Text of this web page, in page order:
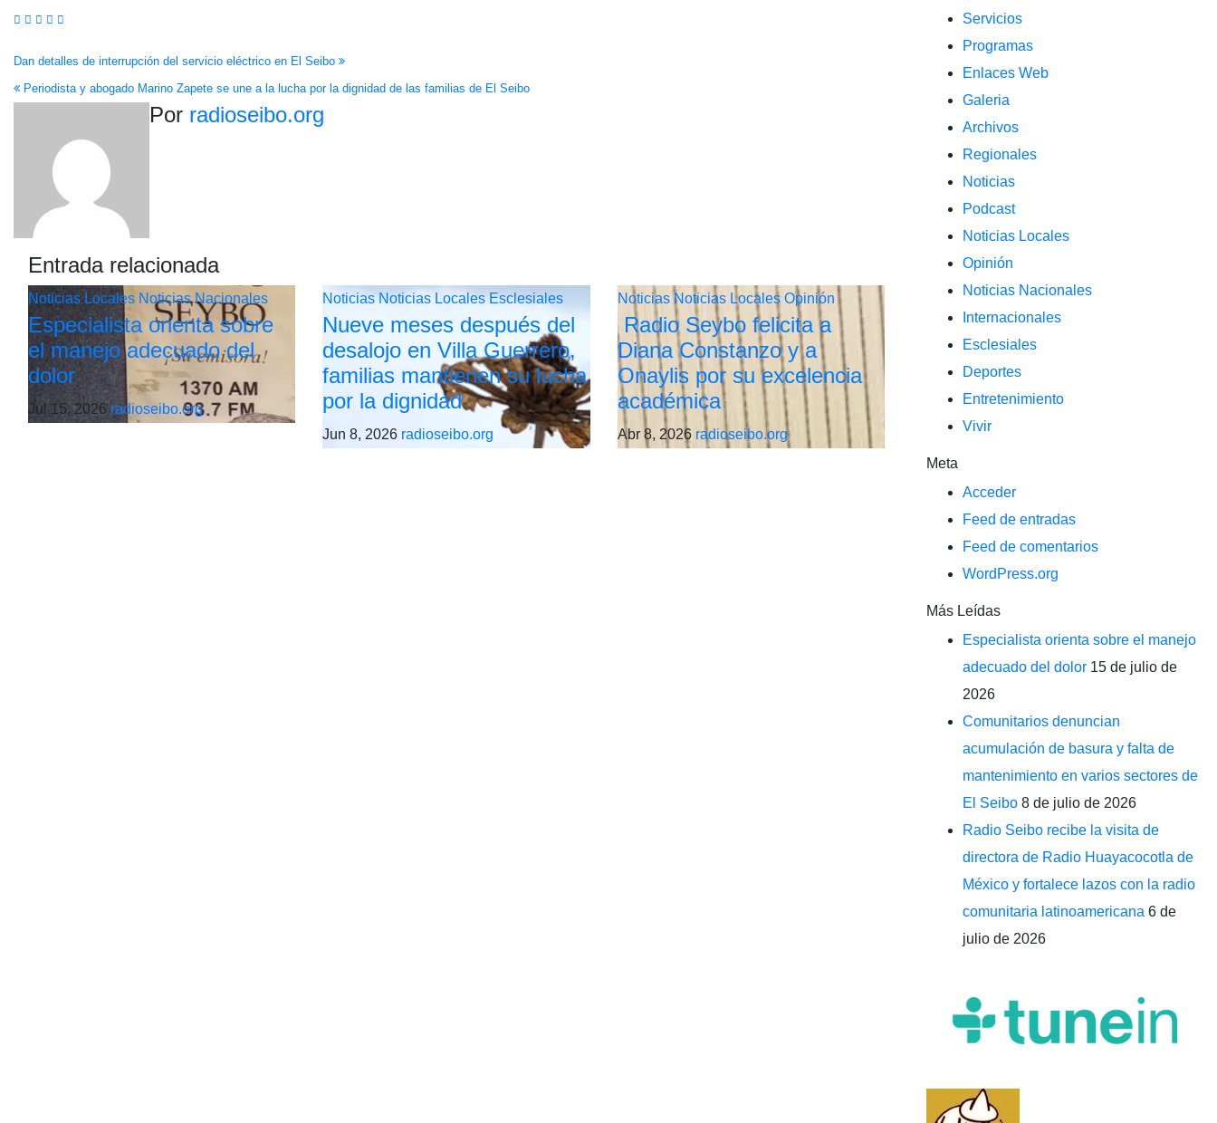
Navegación
de
entradas
Dan detalles de interrupción del servicio eléctrico en El Seibo
Periodista y abogado Marino Zapete se une a la lucha por la dignidad de las familias de El Seibo
Por radioseibo.org
Entrada relacionada
Noticias Locales Noticias Nacionales
Especialista orienta sobre
el manejo adecuado del
dolor
Jul 15, 2026 radioseibo.org
Noticias Noticias Locales Esclesiales
Nueve meses después del
desalojo en Villa Guerrero,
familias mantienen su lucha
por la dignidad
Jun 8, 2026 radioseibo.org
Noticias Noticias Locales Opinión
Radio Seybo felicita a
Diana Constanzo y a
Onaylis por su excelencia
académica
Abr 8, 2026 radioseibo.org
Servicios
Programas
Enlaces Web
Galeria
Archivos
Regionales
Noticias
Podcast
Noticias Locales
Opinión
Noticias Nacionales
Internacionales
Esclesiales
Deportes
Entretenimiento
Vivir
Meta
Acceder
Feed de entradas
Feed de comentarios
WordPress.org
Más Leídas
Especialista orienta sobre el manejo
adecuado del dolor 15 de julio de
2026
Comunitarios denuncian
acumulación de basura y falta de
mantenimiento en varios sectores de
El Seibo 8 de julio de 2026
Radio Seibo recibe la visita de
directora de Radio Huayacocotla de
México y fortalece lazos con la radio
comunitaria latinoamericana 6 de
julio de 2026